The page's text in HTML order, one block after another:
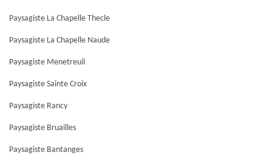
Paysagiste La Chapelle Thecle
Paysagiste La Chapelle Naude
Paysagiste Menetreuil
Paysagiste Sainte Croix
Paysagiste Rancy
Paysagiste Bruailles
Paysagiste Bantanges